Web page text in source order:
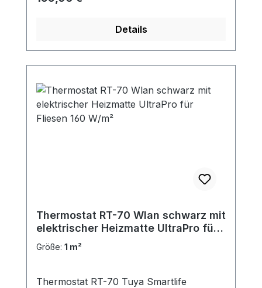
Details
Thermostat RT-70 Wlan schwarz mit
elektrischer Heizmatte UltraPro für
Fliesen 160 W/m²
Größe: 1 m²
Thermostat RT-70 Tuya Smartlife